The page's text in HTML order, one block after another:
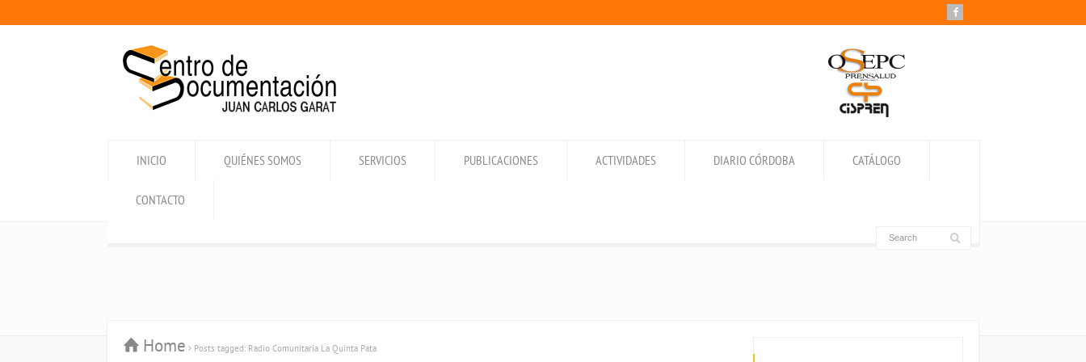
INICIO QUIÉNES SOMOS SERVICIOS PUBLICACIONES ACTIVIDADES DIARIO CÓRDOBA CATÁLOGO
CONTACTO
Home Posts tagged: Radio Comunitaria La Quinta Pata